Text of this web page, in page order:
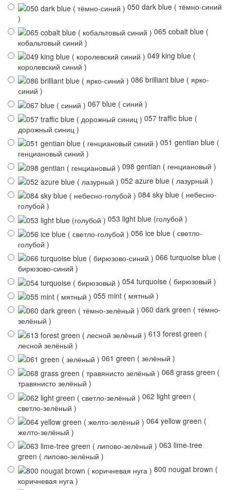
050 dark blue ( тёмно-синий
)
065 cobalt blue (
кобальтовый синий )
049 king blue (
королевский синий )
086 brilliant blue ( ярко-
синий )
067 blue ( синий )
057 traffic blue (
дорожный синиц )
051 gentian blue (
генциановый синий )
098 gentian ( генциановый )
052 azure blue ( лазурный )
084 sky blue ( небесно-
голубой )
053 light blue (голубой )
056 ice blue ( светло-
голубой )
066 turquoise blue (
бирюзово-синий )
054 turquoise ( бирюзовый )
055 mint ( мятный )
060 dark green ( тёмно-
зелёный )
613 forest green (
лесной зелёный )
061 green ( зелёный )
068 grass green (
травянисто зелёный )
062 light green (
светло-зелёный )
064 yellow green (
желто-зелёный )
063 lime-tree
green ( липово-зелёный )
800 nougat brown (
коричневая нуга )